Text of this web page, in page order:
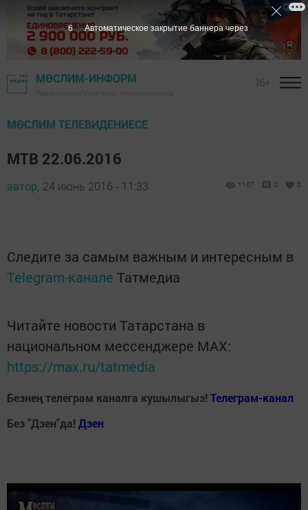
МӨСЛИМ-ИНФОРМ
МӨСЛИМ ТЕЛЕВИДЕНИЕСЕ
МТВ 22.06.2016
автор, 24 июнь 2016 - 11:33 1107 0 0
Следите за самым важным и интересным в
Telegram-канале Татмедиа
Читайте новости Татарстана в
национальном мессенджере MАХ:
https://max.ru/tatmedia
Безнең телеграм каналга кушылыгыз! Телеграм-канал
Без "Дзен"да! Дзен
6 Автоматическое закрытие баннера через